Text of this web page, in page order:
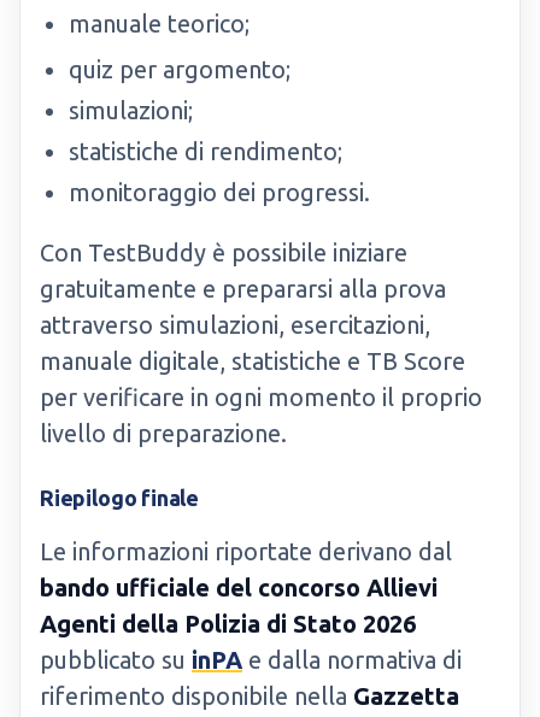
manuale teorico;
quiz per argomento;
simulazioni;
statistiche di rendimento;
monitoraggio dei progressi.
Con TestBuddy è possibile iniziare
gratuitamente e prepararsi alla prova
attraverso simulazioni, esercitazioni,
manuale digitale, statistiche e TB Score
per verificare in ogni momento il proprio
livello di preparazione.
Riepilogo finale
Le informazioni riportate derivano dal
bando ufficiale del concorso Allievi
Agenti della Polizia di Stato 2026
pubblicato su inPA e dalla normativa di
riferimento disponibile nella Gazzetta